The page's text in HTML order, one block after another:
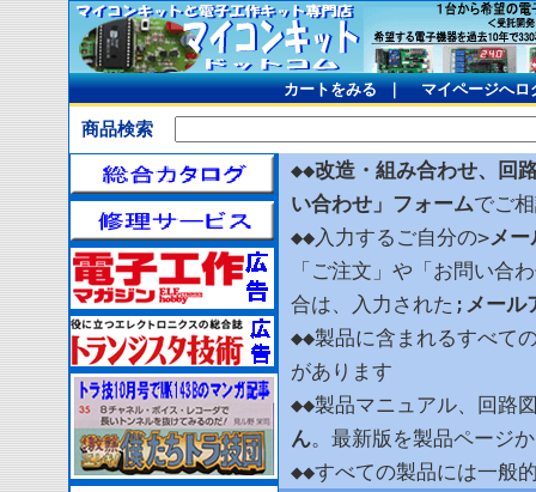
カートをみる｜ マイページへロ
商品検索
◆◆改造・組み合わせ、回
い合わせ」フォームでご
◆◆入力するご自分の>メー
「ご注文」や「お問い合
合は、入力された; メール
◆◆製品に含まれるすべて
があります
◆◆製品マニュアル、回路
ん。最新版を製品ページ
◆◆すべての製品には一般